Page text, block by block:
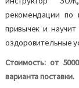
рекомендации по
привычек и
оздоровительные
Стоимость: от
варианта поставки.